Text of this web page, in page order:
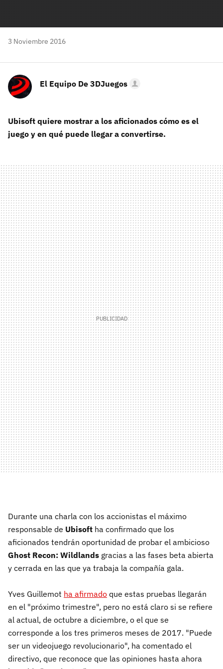
3 Noviembre 2016
El Equipo De 3DJuegos
Ubisoft quiere mostrar a los aficionados cómo es el
juego y en qué puede llegar a convertirse.
Durante una charla con los accionistas el máximo
responsable de Ubisoft ha confirmado que los
aficionados tendrán oportunidad de probar el ambicioso
Ghost Recon: Wildlands gracias a las fases beta abierta
y cerrada en las que ya trabaja la compañía gala.
Yves Guillemot ha afirmado que estas pruebas llegarán
en el "próximo trimestre", pero no está claro si se refiere
al actual, de octubre a diciembre, o el que se
corresponde a los tres primeros meses de 2017. "Puede
ser un videojuego revolucionario", ha comentado el
directivo, que reconoce que las opiniones hasta ahora